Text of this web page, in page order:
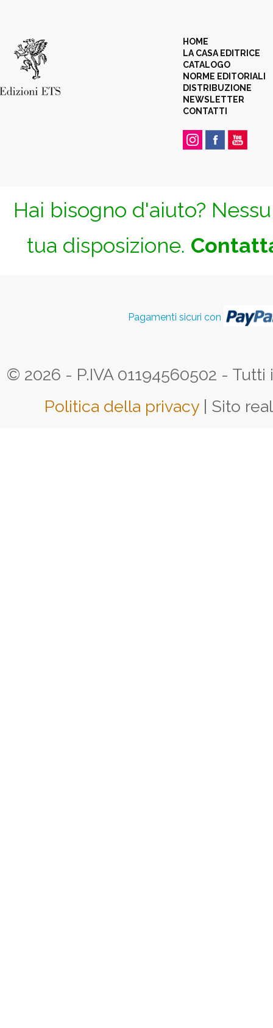
HOME
LA CASA EDITRICE
CATALOGO
NORME EDITORIALI
DISTRIBUZIONE
NEWSLETTER
CONTATTI
Hai bisogno d'aiuto?
tua disposizione.
Pagamenti sicuri con
© 2026 - P.IVA 01194560502 -
Politica della privacy | Sito